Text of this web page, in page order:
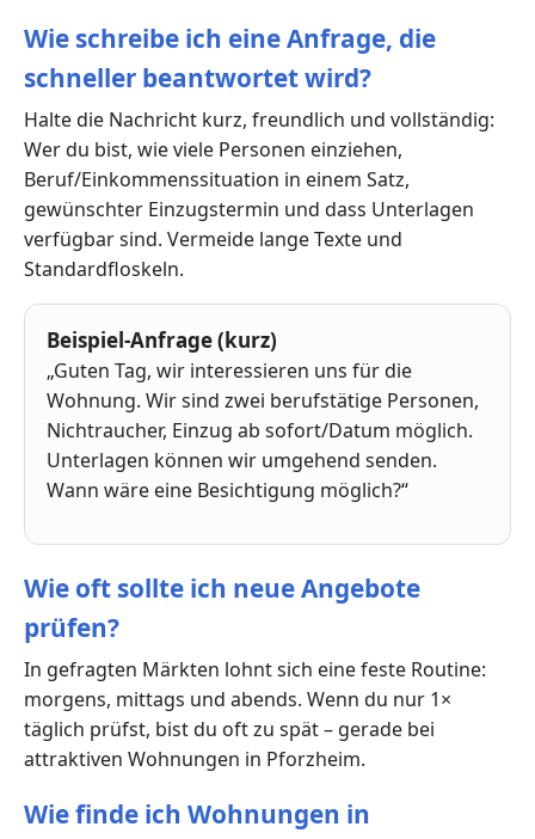
Wie schreibe ich eine Anfrage, die
schneller beantwortet wird?
Halte die Nachricht kurz, freundlich und vollständig:
Wer du bist, wie viele Personen einziehen,
Beruf/Einkommenssituation in einem Satz,
gewünschter Einzugstermin und dass Unterlagen
verfügbar sind. Vermeide lange Texte und
Standardfloskeln.
Beispiel-Anfrage (kurz)
„Guten Tag, wir interessieren uns für die
Wohnung. Wir sind zwei berufstätige Personen,
Nichtraucher, Einzug ab sofort/Datum möglich.
Unterlagen können wir umgehend senden.
Wann wäre eine Besichtigung möglich?“
Wie oft sollte ich neue Angebote
prüfen?
In gefragten Märkten lohnt sich eine feste Routine:
morgens, mittags und abends. Wenn du nur 1×
täglich prüfst, bist du oft zu spät – gerade bei
attraktiven Wohnungen in Pforzheim.
Wie finde ich Wohnungen in